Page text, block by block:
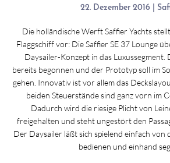
22. Dezember 2016 |
Die holländische Werft Saffier Yachts
Flaggschiff vor: Die Saffier SE 37 Lounge
Daysailer-Konzept in das Luxussegment.
bereits begonnen und der Prototyp soll im
gehen. Innovativ ist vor allem das
beiden Steuerstände sind ganz vorn im
Dadurch wird die riesige Plicht von
freigehalten und steht ungestört den
Der Daysailer läßt sich spielend einfach von
bedienen und einhand